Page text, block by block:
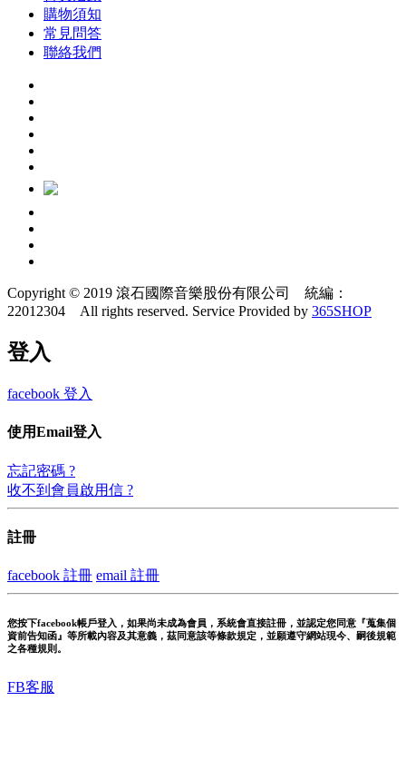
購物須知
常見問答
聯絡我們
Copyright © 2019 滾石國際音樂股份有限公司 統編：
22012304 All rights reserved. Service Provided by 365SHOP
登入
facebook 登入
使用Email登入
忘記密碼 ?
收不到會員啟用信 ?
註冊
facebook 註冊 email 註冊
您按下facebook帳戶登入，如果尚未成為會員，系統會直接註冊，並認定您同意『蒐集個
資前告知函』等所載內容及其意義，茲同意該等條款規定，並願遵守網站現今、嗣後規範
之各種規則。
FB客服